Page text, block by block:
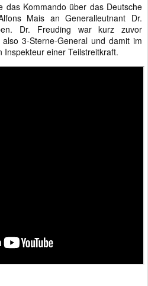
das Kommando über das Deutsche
Mais an Generalleutnant Dr.
Dr. Freuding war kurz zuvor
3-Sterne-General und damit im
einer Teilstreitkraft.